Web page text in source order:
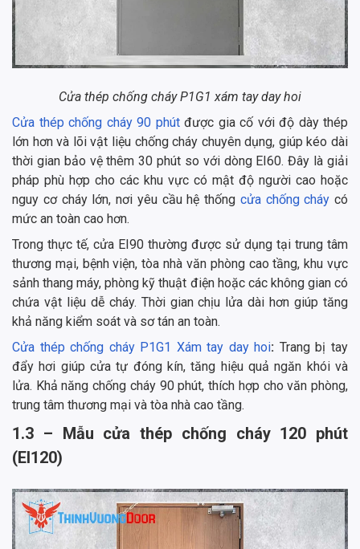
Cửa thép chống cháy P1G1 xám tay day hoi
Cửa thép chống cháy 90 phút được gia cố với độ dày thép
lớn hơn và lõi vật liệu chống cháy chuyên dụng, giúp kéo dài
thời gian bảo vệ thêm 30 phút so với dòng EI60. Đây là giải
pháp phù hợp cho các khu vực có mật độ người cao hoặc
nguy cơ cháy lớn, nơi yêu cầu hệ thống cửa chống cháy có
mức an toàn cao hơn.
Trong thực tế, cửa EI90 thường được sử dụng tại trung tâm
thương mại, bệnh viện, tòa nhà văn phòng cao tầng, khu vực
sảnh thang máy, phòng kỹ thuật điện hoặc các không gian có
chứa vật liệu dễ cháy. Thời gian chịu lửa dài hơn giúp tăng
khả năng kiểm soát và sơ tán an toàn.
Cửa thép chống cháy P1G1 Xám tay day hoi: Trang bị tay
đẩy hơi giúp cửa tự đóng kín, tăng hiệu quả ngăn khói và
lửa. Khả năng chống cháy 90 phút, thích hợp cho văn phòng,
trung tâm thương mại và tòa nhà cao tầng.
1.3 – Mẫu cửa thép chống cháy 120 phút
(EI120)